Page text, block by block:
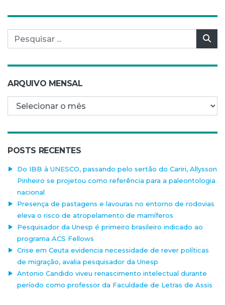
Pesquisar por:
ARQUIVO MENSAL
Arquivo mensal
POSTS RECENTES
Do IBB à UNESCO, passando pelo sertão do Cariri, Allysson
Pinheiro se projetou como referência para a paleontologia
nacional
Presença de pastagens e lavouras no entorno de rodovias
eleva o risco de atropelamento de mamíferos
Pesquisador da Unesp é primeiro brasileiro indicado ao
programa ACS Fellows
Crise em Ceuta evidencia necessidade de rever políticas
de migração, avalia pesquisador da Unesp
Antonio Candido viveu renascimento intelectual durante
período como professor da Faculdade de Letras de Assis